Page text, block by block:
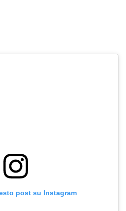
post su Instagram